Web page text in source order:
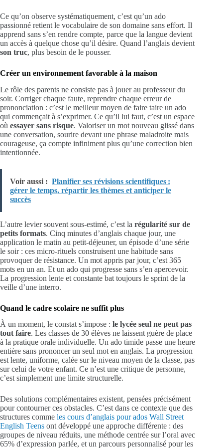
Ce qu’on observe systématiquement, c’est qu’un ado
passionné retient le vocabulaire de son domaine sans effort. Il
apprend sans s’en rendre compte, parce que la langue devient
un accès à quelque chose qu’il désire. Quand l’anglais devient
son truc, plus besoin de le pousser.
Créer un environnement favorable à la maison
Le rôle des parents ne consiste pas à jouer au professeur du
soir. Corriger chaque faute, reprendre chaque erreur de
prononciation : c’est le meilleur moyen de faire taire un ado
qui commençait à s’exprimer. Ce qu’il lui faut, c’est un espace
où essayer sans risque. Valoriser un mot nouveau glissé dans
une conversation, sourire devant une phrase maladroite mais
courageuse, ça compte infiniment plus qu’une correction bien
intentionnée.
Voir aussi : Planifier ses révisions scientifiques :
gérer le temps, répartir les thèmes et anticiper le
succès
L’autre levier souvent sous-estimé, c’est la régularité sur de
petits formats. Cinq minutes d’anglais chaque jour, une
application le matin au petit-déjeuner, un épisode d’une série
le soir : ces micro-rituels construisent une habitude sans
provoquer de résistance. Un mot appris par jour, c’est 365
mots en un an. Et un ado qui progresse sans s’en apercevoir.
La progression lente et constante bat toujours le sprint de la
veille d’une interro.
Quand le cadre scolaire ne suffit plus
À un moment, le constat s’impose : le lycée seul ne peut pas
tout faire. Les classes de 30 élèves ne laissent guère de place
à la pratique orale individuelle. Un ado timide passe une heure
entière sans prononcer un seul mot en anglais. La progression
est lente, uniforme, calée sur le niveau moyen de la classe, pas
sur celui de votre enfant. Ce n’est une critique de personne,
c’est simplement une limite structurelle.
Des solutions complémentaires existent, pensées précisément
pour contourner ces obstacles. C’est dans ce contexte que des
structures comme les cours d’anglais pour ados Wall Street
English Teens ont développé une approche différente : des
groupes de niveau réduits, une méthode centrée sur l’oral avec
65% d’expression parlée, et un parcours personnalisé pour les